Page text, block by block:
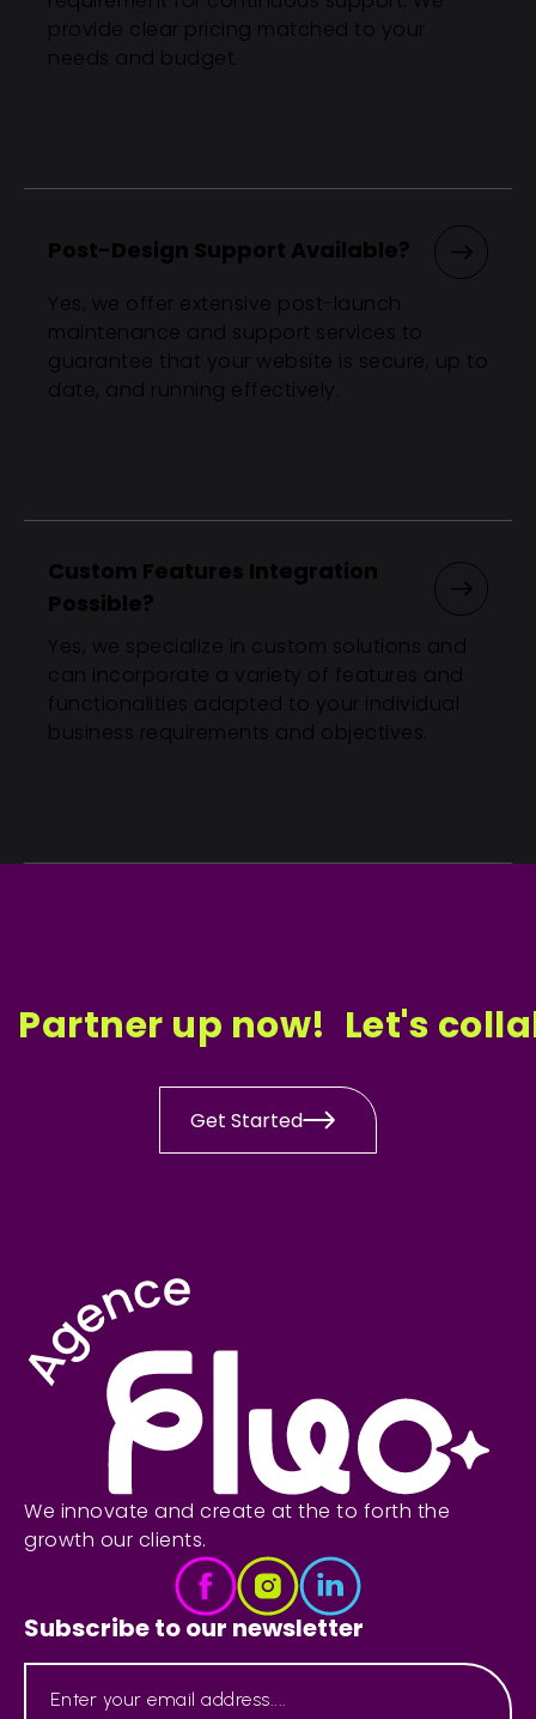
provide clear pricing matched to your
needs and budget.
Post-Design Support Available?
Yes, we offer extensive post-launch
maintenance and support services to
guarantee that your website is secure, up to
date, and running effectively.
Custom Features Integration
Possible?
Yes, we specialize in custom solutions and
can incorporate a variety of features and
functionalities adapted to your individual
business requirements and objectives.
Partner up now! Let's
Get Started
We innovate and create at the to forth the
growth our clients.
Subscribe to our newsletter